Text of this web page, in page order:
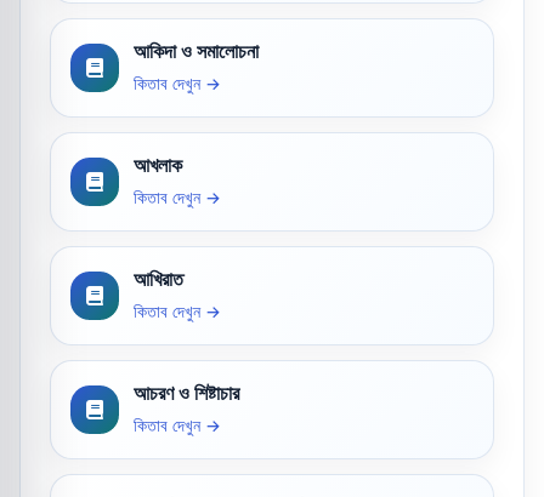
আকিদা ও সমালোচনা
কিতাব দেখুন →
আখলাক
কিতাব দেখুন →
আখিরাত
কিতাব দেখুন →
আচরণ ও শিষ্টাচার
কিতাব দেখুন →